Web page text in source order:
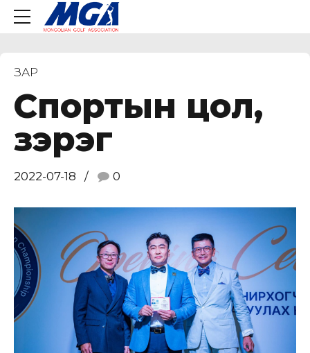
ЗАР
Спортын цол,
зэрэг
2022-07-18 0